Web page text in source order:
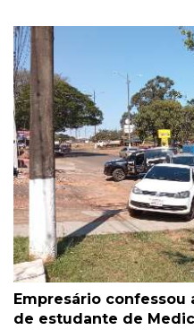
Empresário confessou
de estudante de